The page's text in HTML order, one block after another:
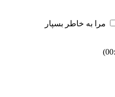
مرا به خاطر بسپار
)